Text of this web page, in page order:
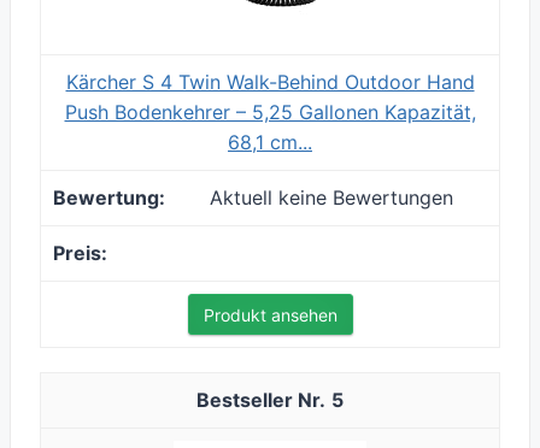
Kärcher S 4 Twin Walk-Behind Outdoor Hand
Push Bodenkehrer – 5,25 Gallonen Kapazität,
68,1 cm...
Aktuell keine Bewertungen
Produkt ansehen
5